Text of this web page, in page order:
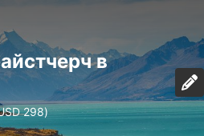
в
298)